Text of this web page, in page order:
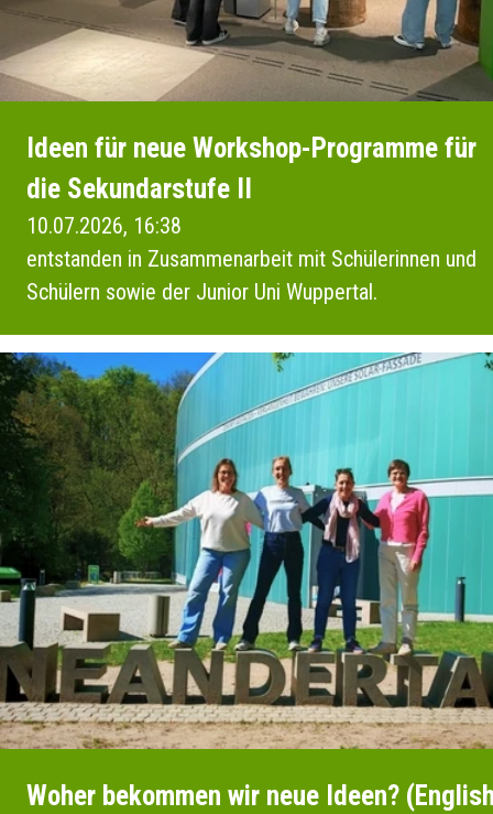
Ideen für neue Workshop-Programme für
die Sekundarstufe II
10.07.2026, 16:38
entstanden in Zusammenarbeit mit Schülerinnen und
Schülern sowie der Junior Uni Wuppertal.
Woher bekommen wir neue Ideen?